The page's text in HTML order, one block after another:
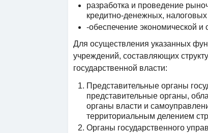
разработка и проведение
кредитно-денежных,
-обеспечение экономической
Для осуществления указанных
учреждений, составляющих
государственной власти:
Представительные органы
представительные органы,
органы власти и
территориальным делением
Органы государственного